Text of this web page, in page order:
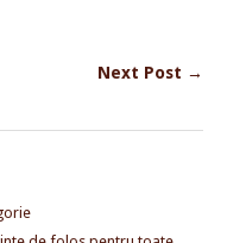
Next Post →